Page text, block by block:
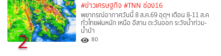
2
#ข่าวเศรษฐกิจ #TNN ช่อง16
พยากรณ์อากาศวันนี้ 8 ส.ค.69 อุตุฯ เตือน 8-11 ส.ค
ทั่วไทยฝนหนัก เหนือ อีสาน ตะวันออก ระวังน้ำท่วม-
น้ำป่า
80